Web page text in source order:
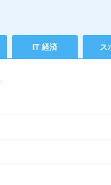
IT 経済 ス